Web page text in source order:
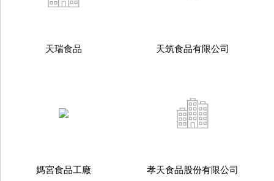
天瑞食品 天筑食品有限公司
媽宮食品工廠 孝天食品股份有限公司